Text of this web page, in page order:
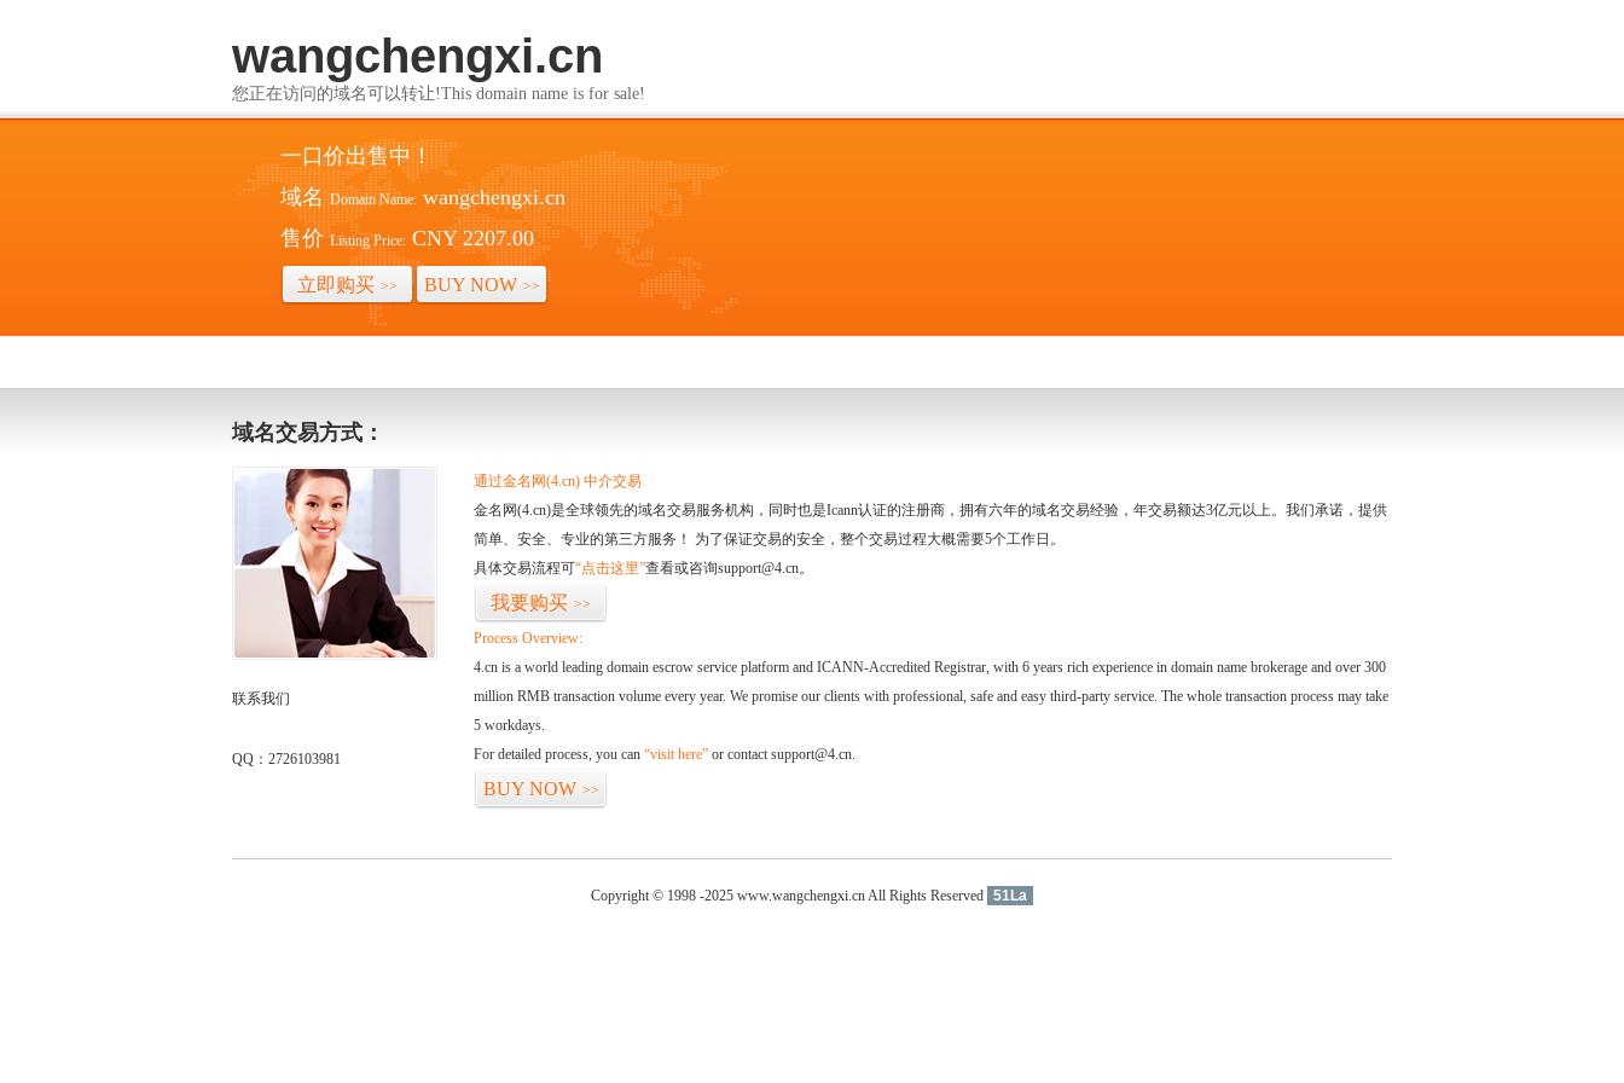
wangchengxi.cn
您正在访问的域名可以转让!This domain name is for sale!
一口价出售中！
域名 Domain Name: wangchengxi.cn
售价 Listing Price: CNY 2207.00
立即购买 >> BUY NOW >>
域名交易方式：
联系我们
QQ：2726103981
通过金名网(4.cn) 中介交易
金名网(4.cn)是全球领先的域名交易服务机构，同时也是Icann认证的注册商，拥有六年的域名交易经验，年交易额达3亿元以上。我们承诺，提供
简单、安全、专业的第三方服务！ 为了保证交易的安全，整个交易过程大概需要5个工作日。
具体交易流程可“点击这里”查看或咨询support@4.cn。
我要购买 >>
Process Overview:
4.cn is a world leading domain escrow service platform and ICANN-Accredited Registrar, with 6 years rich experience in domain name brokerage and over 300
million RMB transaction volume every year. We promise our clients with professional, safe and easy third-party service. The whole transaction process may take
5 workdays.
For detailed process, you can “visit here” or contact support@4.cn.
BUY NOW >>
Copyright © 1998 -2025 www.wangchengxi.cn All Rights Reserved 51La